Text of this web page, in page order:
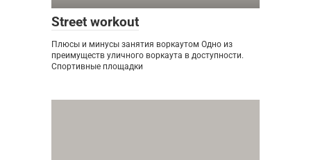
Street workout
Плюсы и минусы занятия воркаутом Одно из
преимуществ уличного воркаута в доступности.
Спортивные площадки